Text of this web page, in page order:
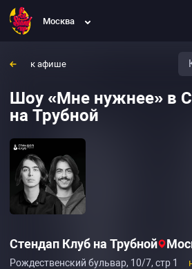
Москва
к афише
Шоу «Мне нужнее» в
на Трубной
Стендап Клуб на Трубной
Рождественский бульвар, 10/7, стр 1